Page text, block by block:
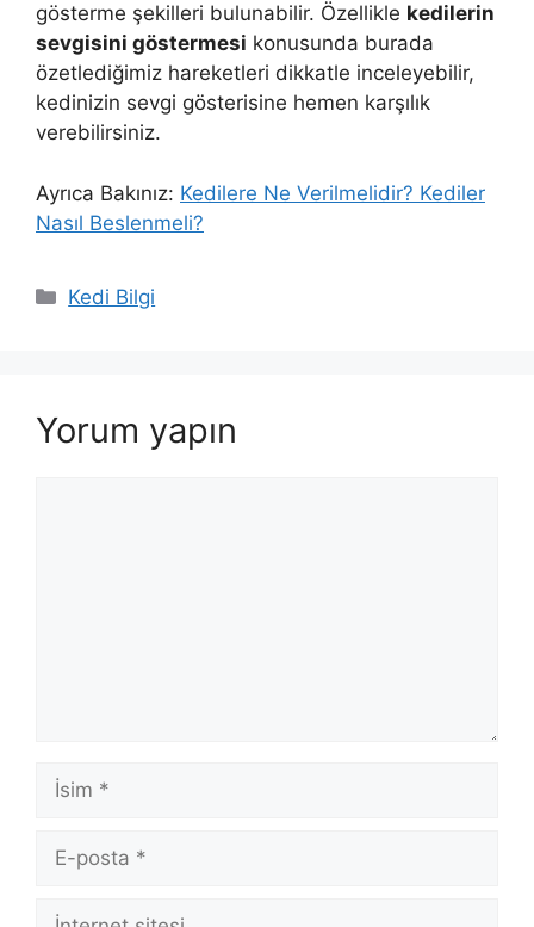
gösterme şekilleri bulunabilir. Özellikle kedilerin
sevgisini göstermesi konusunda burada
özetlediğimiz hareketleri dikkatle inceleyebilir,
kedinizin sevgi gösterisine hemen karşılık
verebilirsiniz.
Ayrıca Bakınız: Kedilere Ne Verilmelidir? Kediler
Nasıl Beslenmeli?
Kategoriler
Kedi Bilgi
Yorum yapın
İsim
posta
İnternet